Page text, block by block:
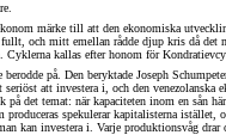
märke till att den ekonomiska
och mitt emellan rådde djup kris då det
Cyklerna kallas efter honom för
på. Den beryktade Joseph
att investera i, och den venezolanska
på det temat: när kapaciteten inom en sån
spekulerar kapitalisterna istället,
kan investera i. Varje produktionsvåg drar